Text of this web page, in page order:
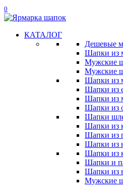
0
КАТАЛОГ
Дешевые
Шапки из
Мужские
Мужские
Шапки из
Шапки из
Шапки из
Шапки из
Шапки
Шапки из
Шапки из
Шапки из
Шапки из
Шапки и
Шапки из
Мужские